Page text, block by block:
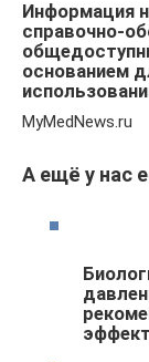
Информация
справочно-
основанием
MyMedNews.ru
А ещё у нас